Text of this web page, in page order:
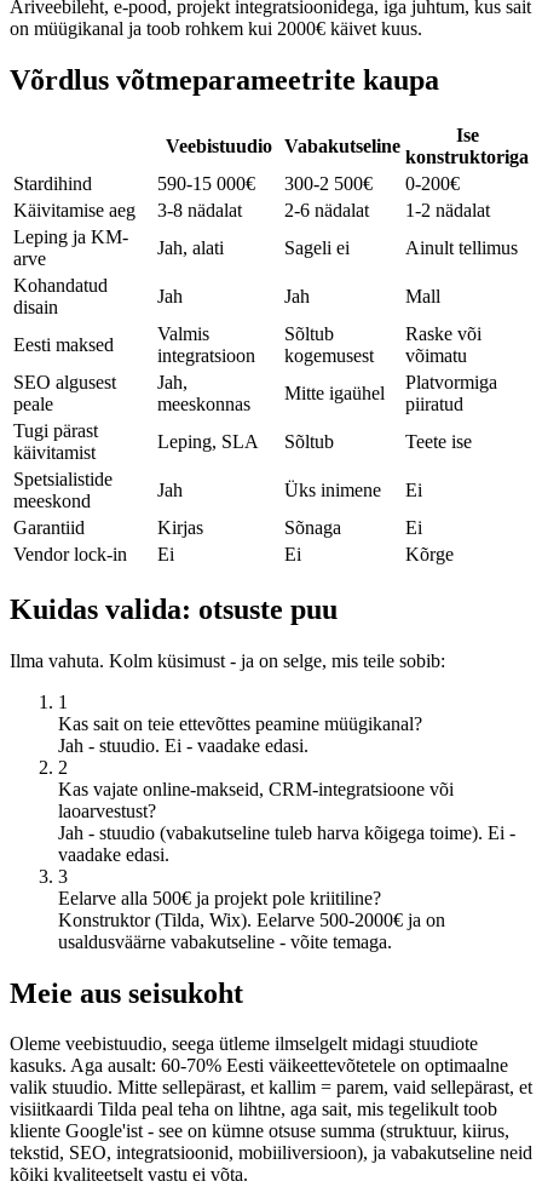
Äriveebileht, e-pood, projekt integratsioonidega, iga juhtum, kus sait
on müügikanal ja toob rohkem kui 2000€ käivet kuus.
Võrdlus võtmeparameetrite kaupa
Veebistuudio Vabakutseline
Ise
konstruktoriga
Stardihind
590-15 000€ 300-2 500€
0-200€
Käivitamise aeg
3-8 nädalat 2-6 nädalat
1-2 nädalat
Leping ja KM-
arve
Jah, alati Sageli ei
Ainult tellimus
Kohandatud
disain
Jah Jah Mall
Eesti maksed
Valmis
integratsioon
Sõltub
kogemusest
Raske või
võimatu
SEO algusest
peale
Jah,
meeskonnas
Mitte igaühel
Platvormiga
piiratud
Tugi pärast
käivitamist
Leping, SLA Sõltub
Teete ise
Spetsialistide
meeskond
Jah Üks inimene
Ei
Garantiid
Kirjas Sõnaga
Ei
Vendor lock-in
Ei Ei Kõrge
Kuidas valida: otsuste puu
Ilma vahuta. Kolm küsimust - ja on selge, mis teile sobib:
1
Kas sait on teie ettevõttes peamine müügikanal?
Jah - stuudio. Ei - vaadake edasi.
2
Kas vajate online-makseid, CRM-integratsioone või
laoarvestust?
Jah - stuudio (vabakutseline tuleb harva kõigega toime). Ei -
vaadake edasi.
3
Eelarve alla 500€ ja projekt pole kriitiline?
Konstruktor (Tilda, Wix). Eelarve 500-2000€ ja on
usaldusväärne vabakutseline - võite temaga.
Meie aus seisukoht
Oleme veebistuudio, seega ütleme ilmselgelt midagi stuudiote
kasuks. Aga ausalt: 60-70% Eesti väikeettevõtetele on optimaalne
valik stuudio. Mitte sellepärast, et kallim = parem, vaid sellepärast, et
visiitkaardi Tilda peal teha on lihtne, aga sait, mis tegelikult toob
kliente Google'ist - see on kümne otsuse summa (struktuur, kiirus,
tekstid, SEO, integratsioonid, mobiiliversioon), ja vabakutseline neid
kõiki kvaliteetselt vastu ei võta.